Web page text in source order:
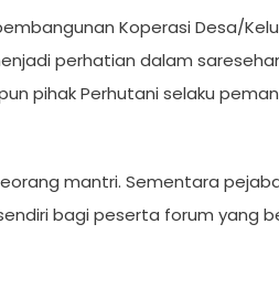
Koperasi Desa/
perhatian dalam
pihak Perhutani selaku
mantri. Sementara
bagi peserta forum yang